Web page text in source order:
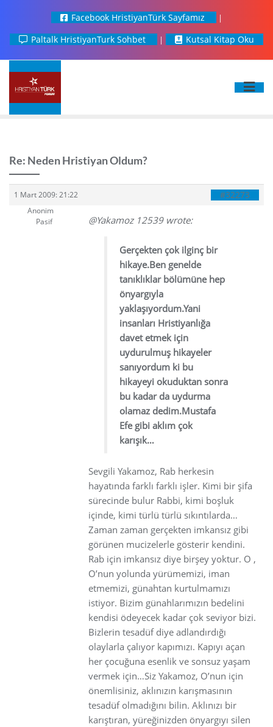
Facebook HristiyanTürk Sayfamız
Paltalk HristiyanTurk Sohbet
Kutsal Kitap Oku
Re: Neden Hristiyan Oldum?
1 Mart 2009: 21:22 #32273
Anonim
Pasif
@Yakamoz 12539 wrote:
Gerçekten çok ilginç bir
hikaye.Ben genelde
tanıklıklar bölümüne hep
önyargıyla
yaklaşıyordum.Yani
insanları Hristiyanlığa
davet etmek için
uydurulmuş hikayeler
sanıyordum ki bu
hikayeyi okuduktan sonra
bu kadar da uydurma
olamaz dedim.Mustafa
Efe gibi aklım çok
karışık…
Sevgili Yakamoz, Rab herkesin
hayatında farklı farklı işler. Kimi bir şifa
sürecinde bulur Rabbi, kimi boşluk
içinde, kimi türlü türlü sıkıntılarda…
Zaman zaman gerçekten imkansız gibi
görünen mucizelerle gösterir kendini.
Rab için imkansız diye birşey yoktur. O ,
O’nun yolunda yürümemizi, iman
etmemizi, günahtan kurtulmamızı
istiyor. Bizim günahlarımızın bedelini
kendisi ödeyecek kadar çok seviyor bizi.
Bizlerin tesadüf diye adlandırdığı
olaylarla çalıyor kapımızı. Kapıyı açan
her çocuğuna esenlik ve sonsuz yaşam
vermek için…Siz Yakamoz, O’nun için
önemlisiniz, aklınızın karışmasının
tesadüf olmadığını bilin. Aklınızı bir
karıştıran, yüreğinizden önyargıyı silen